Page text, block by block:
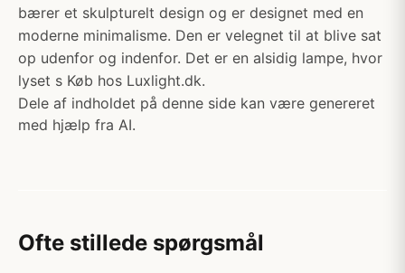
bærer et skulpturelt design og er designet med en
moderne minimalisme. Den er velegnet til at blive sat
op udenfor og indenfor. Det er en alsidig lampe, hvor
lyset s Køb hos Luxlight.dk.
Dele af indholdet på denne side kan være genereret
med hjælp fra AI.
Ofte stillede spørgsmål